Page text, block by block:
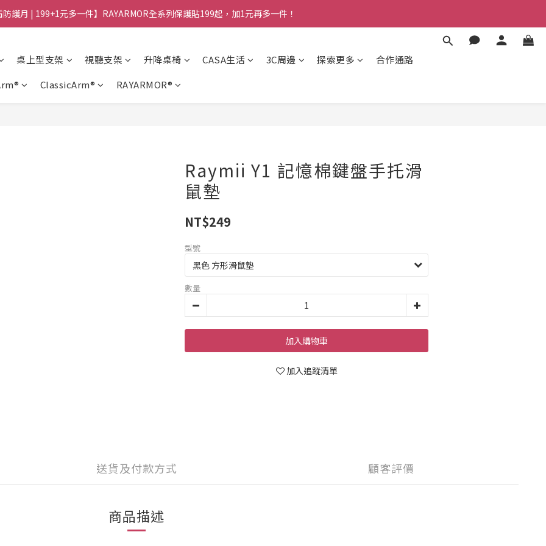
護月 | 199+1元多一件】RAYARMOR全系列保護貼199起，加1元再多一件！
桌上型支架 視聽支架 升降桌椅 CASA生活 3C周邊 探索更多
合作通路
ClassicArm® RAYARMOR®
Raymii Y1 記憶棉鍵盤手托滑
鼠墊
NT$249
型號
數量
加入購物車
加入追蹤清單
送貨及付款方式 顧客評價
商品描述